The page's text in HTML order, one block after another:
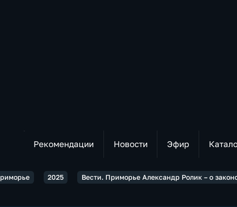
Рекомендации Новости Эфир
2025 Вести. Приморье Александр Ролик – о